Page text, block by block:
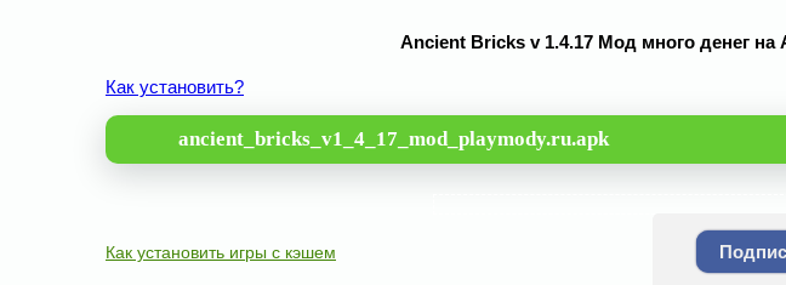
Ancient Bricks v 1.4.17 Мод много денег на
Как установить?
ancient_bricks_v1_4_17_mod_playmody.ru.apk
Как установить игры с кэшем